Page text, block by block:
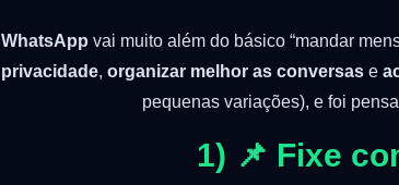
WhatsApp vai muito além do básico “mandar
privacidade, organizar melhor as conversas e
pequenas variações), e foi
1) 📌 Fixe